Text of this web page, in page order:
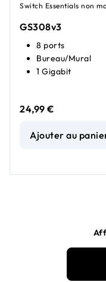
Switch Essentials non
GS308v3
8 ports
Bureau/Mural
1 Gigabit
24,99 €
Essentials Switch
Ajouter au